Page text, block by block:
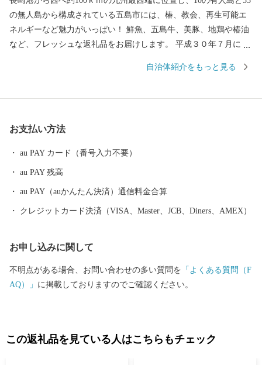
の無人島から構成されている五島市には、椿、教会、再生可能エ
ネルギーなど魅力がいっぱい！ 鮮魚、五島牛、美豚、地鶏や椿油
など、フレッシュな返礼品をお届けします。 平成３０年７月には
されました。 五島市には「久賀島の集落」と「奈留の江上集落」
自治体紹介をもっと見る
お支払い方法
au PAY カード（番号入力不要）
au PAY 残高
au PAY（auかんたん決済）通信料金合算
クレジットカード決済（VISA、Master、JCB、Diners、AMEX）
お申し込みに関して
不明点がある場合、お問い合わせの多い質問を 「よくある質問（F
AQ）」 に掲載しておりますのでご確認ください。
この返礼品を見ている人はこちらもチェック